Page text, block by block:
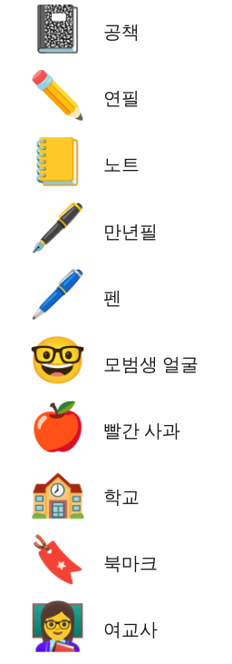
📓 공책
✏️ 연필
📒 노트
🖋️ 만년필
🖊️ 펜
🤓 모범생 얼굴
🍎 빨간 사과
🏫 학교
🔖 북마크
👩‍🏫 여교사